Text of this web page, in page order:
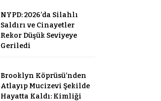
NYPD: 2026’da Silahlı
Saldırı ve Cinayetler
Rekor Düşük Seviyeye
Geriledi
Brooklyn Köprüsü’nden
Atlayıp Mucizevi Şekilde
Hayatta Kaldı: Kimliği